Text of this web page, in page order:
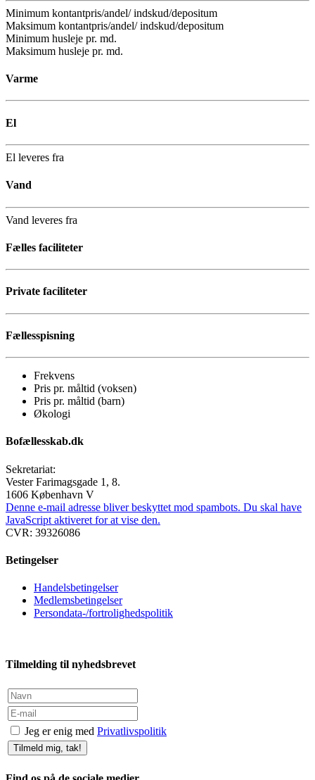
Minimum kontantpris/andel/ indskud/depositum
Maksimum kontantpris/andel/ indskud/depositum
Minimum husleje pr. md.
Maksimum husleje pr. md.
Varme
El
El leveres fra
Vand
Vand leveres fra
Fælles faciliteter
Private faciliteter
Fællesspisning
Frekvens
Pris pr. måltid (voksen)
Pris pr. måltid (barn)
Økologi
Bofællesskab.dk
Sekretariat:
Vester Farimagsgade 1, 8.
1606 København V
Denne e-mail adresse bliver beskyttet mod spambots. Du skal have
JavaScript aktiveret for at vise den.
CVR: 39326086
Betingelser
Handelsbetingelser
Medlemsbetingelser
Persondata-/fortrolighedspolitik
Tilmelding til nyhedsbrevet
Jeg er enig med Privatlivspolitik
Tilmeld mig, tak!